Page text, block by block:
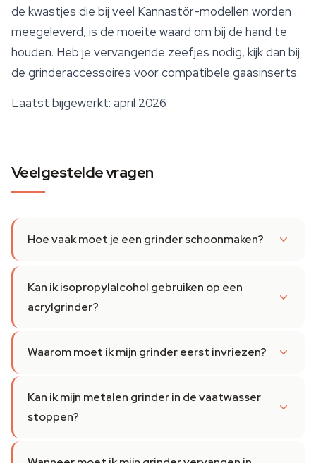
de kwastjes die bij veel Kannastör-modellen worden
meegeleverd, is de moeite waard om bij de hand te
houden. Heb je vervangende zeefjes nodig, kijk dan bij
de grinderaccessoires voor compatibele gaasinserts.
Laatst bijgewerkt: april 2026
Veelgestelde vragen
Hoe vaak moet je een grinder schoonmaken?
Kan ik isopropylalcohol gebruiken op een
acrylgrinder?
Waarom moet ik mijn grinder eerst invriezen?
Kan ik mijn metalen grinder in de vaatwasser
stoppen?